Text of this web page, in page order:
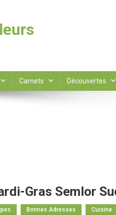
Carnets Découvertes
Gras Semlor
Bonnes Adresses Cuisine